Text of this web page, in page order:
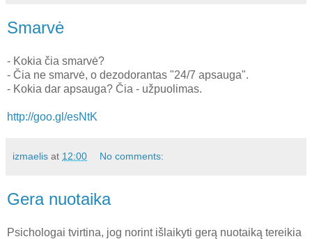
Smarvė
- Kokia čia smarvė?
- Čia ne smarvė, o dezodorantas "24/7 apsauga".
- Kokia dar apsauga? Čia - užpuolimas.
http://goo.gl/esNtK
izmaelis at 12:00 No comments:
Gera nuotaika
Psichologai tvirtina, jog norint išlaikyti gerą nuotaiką tereikia